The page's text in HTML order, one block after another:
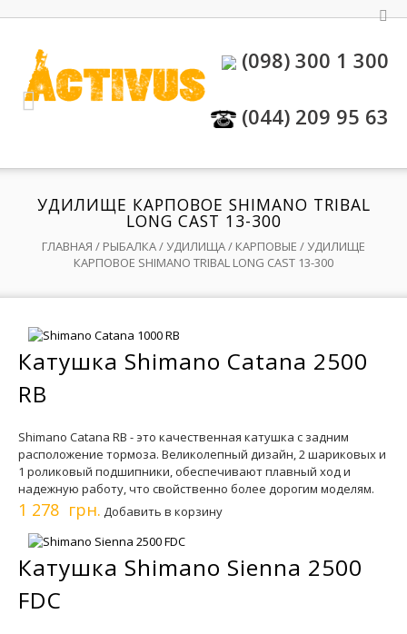
(098) 300 1 300
(044) 209 95 63
УДИЛИЩЕ КАРПОВОЕ SHIMANO TRIBAL
LONG CAST 13-300
ГЛАВНАЯ / РЫБАЛКА/УДИЛИЩА/ КАРПОВЫЕ / УДИЛИЩЕ
КАРПОВОЕ SHIMANO TRIBAL LONG CAST 13-300
Катушка Shimano Catana 2500
RB
Shimano Catana RB - это качественная катушка с задним
расположение тормоза. Великолепный дизайн, 2 шариковых и
1 роликовый подшипники, обеспечивают плавный ход и
надежную работу, что свойственно более дорогим моделям.
1 278 грн. Добавить в корзину
Катушка Shimano Sienna 2500
FDC